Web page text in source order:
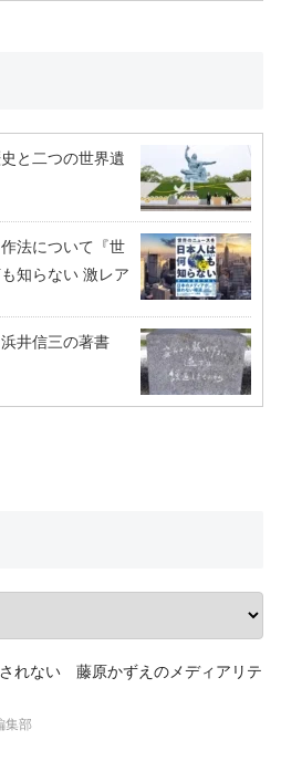
と二つの世界遺
法について『世
知らない 激レア
井信三の著書
れない 藤原かずえのメディアリテ
集部